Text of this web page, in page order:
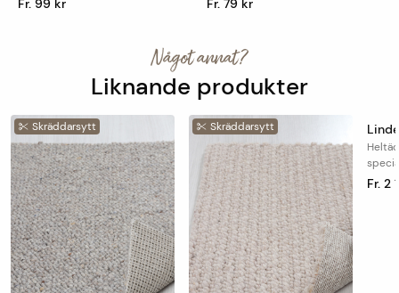
Fr. 99 kr Fr. 79 kr
Något annat?
Liknande produkter
Skräddarsytt Skräddarsytt
Fr. 2